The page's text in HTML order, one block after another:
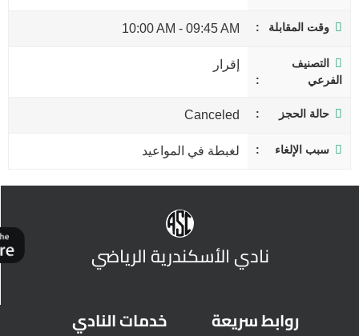
وقت المقابلة 09:45 AM
-
10:00 AM
التصنيف
الفرعي
إقرار
حالة الحجز Canceled
سبب الإلغاء لغبطة في المواعيد
نادي الأسكندرية الرياضي
روابط سريعة خدمات النادي